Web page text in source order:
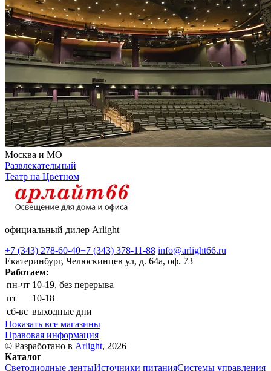
Москва и МО
Развлекательный
Театр на Цветном
официальный дилер Arlight
+7 (343) 278-60-40+7 (343) 378-11-88 info@arlight66.ru
Екатеринбург, Челюскинцев ул, д. 64а, оф. 73
Работаем:
пн-чт 10-19, без перерыва
пт
10-18
сб-вс выходные дни
Показать все магазины
Правовая информация
© Разработано в Arlight, 2026
Каталог
Светодиодные лентыИсточники питанияСистемы управления